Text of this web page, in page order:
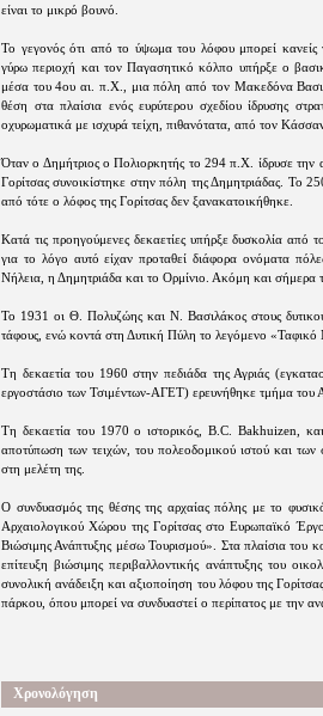
είναι το μικρό βουνό.
Το γεγονός ότι από το ύψωμα του λόφου μπορεί κανείς
γύρω περιοχή και τον Παγασητικό κόλπο υπήρξε ο
μέσα του 4ου αι. π.Χ., μια πόλη από τον Μακεδόνα
θέση στα πλαίσια ενός ευρύτερου σχεδίου ίδρυσης
οχυρωματικά με ισχυρά τείχη, πιθανότατα, από τον
Όταν ο Δημήτριος ο Πολιορκητής το 294 π.Χ. ίδρυσε
Γορίτσας συνοικίστηκε στην πόλη της Δημητριάδας. Το
από τότε ο λόφος της Γορίτσας δεν ξανακατοικήθηκε.
Κατά τις προηγούμενες δεκαετίες υπήρξε δυσκολία από
για το λόγο αυτό είχαν προταθεί διάφορα ονόματα
Νήλεια, η Δημητριάδα και το Ορμίνιο. Ακόμη και σήμερα
Το 1931 οι Θ. Πολυζώης και Ν. Βασιλάκος στους
τάφους, ενώ κοντά στη Δυτική Πύλη το λεγόμενο
Τη δεκαετία του 1960 στην πεδιάδα της Αγριάς
εργοστάσιο των Τσιμέντων-ΑΓΕΤ) ερευνήθηκε τμήμα του
Τη δεκαετία του 1970 ο ιστορικός, B.C. Bakhuizen,
αποτύπωση των τειχών, του πολεοδομικού ιστού και
στη μελέτη της.
Ο συνδυασμός της θέσης της αρχαίας πόλης με το
Αρχαιολογικού Χώρου της Γορίτσας στο Ευρωπαϊκό
Βιώσιμης Ανάπτυξης μέσω Τουρισμού». Στα πλαίσια του
επίτευξη βιώσιμης περιβαλλοντικής ανάπτυξης του
συνολική ανάδειξη και αξιοποίηση του λόφου της
πάρκου, όπου μπορεί να συνδυαστεί ο περίπατος με την
Χρονολόγηση